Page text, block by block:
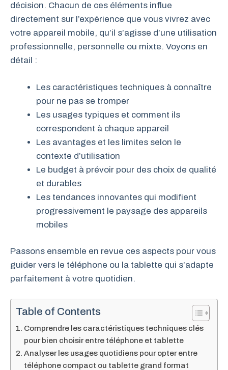
décision. Chacun de ces éléments influe
directement sur l’expérience que vous vivrez avec
votre appareil mobile, qu’il s’agisse d’une utilisation
professionnelle, personnelle ou mixte. Voyons en
détail :
Les caractéristiques techniques à connaître
pour ne pas se tromper
Les usages typiques et comment ils
correspondent à chaque appareil
Les avantages et les limites selon le
contexte d’utilisation
Le budget à prévoir pour des choix de qualité
et durables
Les tendances innovantes qui modifient
progressivement le paysage des appareils
mobiles
Passons ensemble en revue ces aspects pour vous
guider vers le téléphone ou la tablette qui s’adapte
parfaitement à votre quotidien.
Table of Contents
Comprendre les caractéristiques techniques clés
pour bien choisir entre téléphone et tablette
Analyser les usages quotidiens pour opter entre
téléphone compact ou tablette grand format